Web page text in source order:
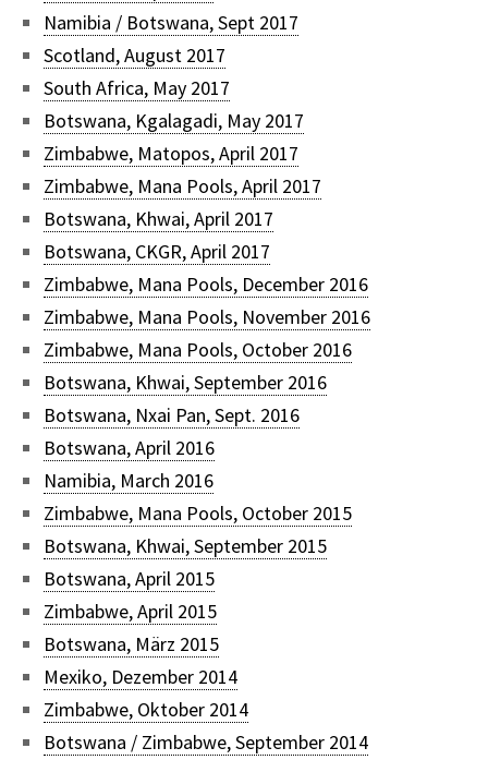
Namibia / Botswana, Sept 2017
Scotland, August 2017
South Africa, May 2017
Botswana, Kgalagadi, May 2017
Zimbabwe, Matopos, April 2017
Zimbabwe, Mana Pools, April 2017
Botswana, Khwai, April 2017
Botswana, CKGR, April 2017
Zimbabwe, Mana Pools, December 2016
Zimbabwe, Mana Pools, November 2016
Zimbabwe, Mana Pools, October 2016
Botswana, Khwai, September 2016
Botswana, Nxai Pan, Sept. 2016
Botswana, April 2016
Namibia, March 2016
Zimbabwe, Mana Pools, October 2015
Botswana, Khwai, September 2015
Botswana, April 2015
Zimbabwe, April 2015
Botswana, März 2015
Mexiko, Dezember 2014
Zimbabwe, Oktober 2014
Botswana / Zimbabwe, September 2014